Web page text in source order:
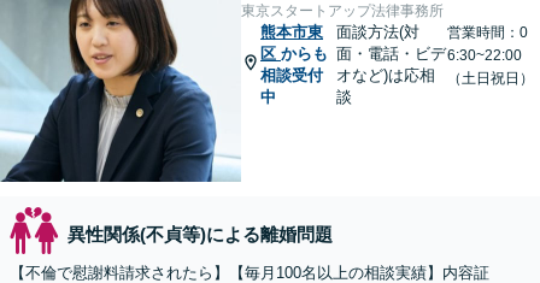
東京スタートアップ法律事務所
熊本市東
区 からも
相談受付
中
面談方法(対
面・電話・ビデ
オなど)は応相
談
営業時間：0
6:30~22:00
（土日祝日）
異性関係(不貞等)による離婚問題
【不倫で慰謝料請求されたら】【毎月100名以上の相談実績】内容証